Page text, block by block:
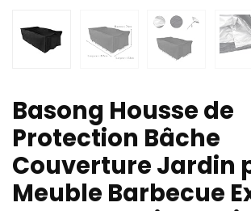
Basong Housse de
Protection Bâche
Couverture Jardin
Meuble Barbecue